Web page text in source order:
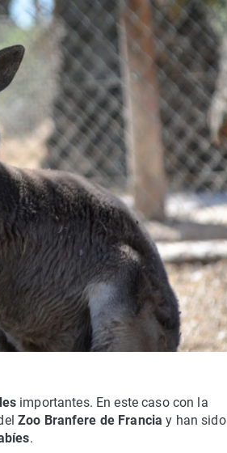
importantes. En este caso con la
Zoo Branfere de Francia y han sido
.